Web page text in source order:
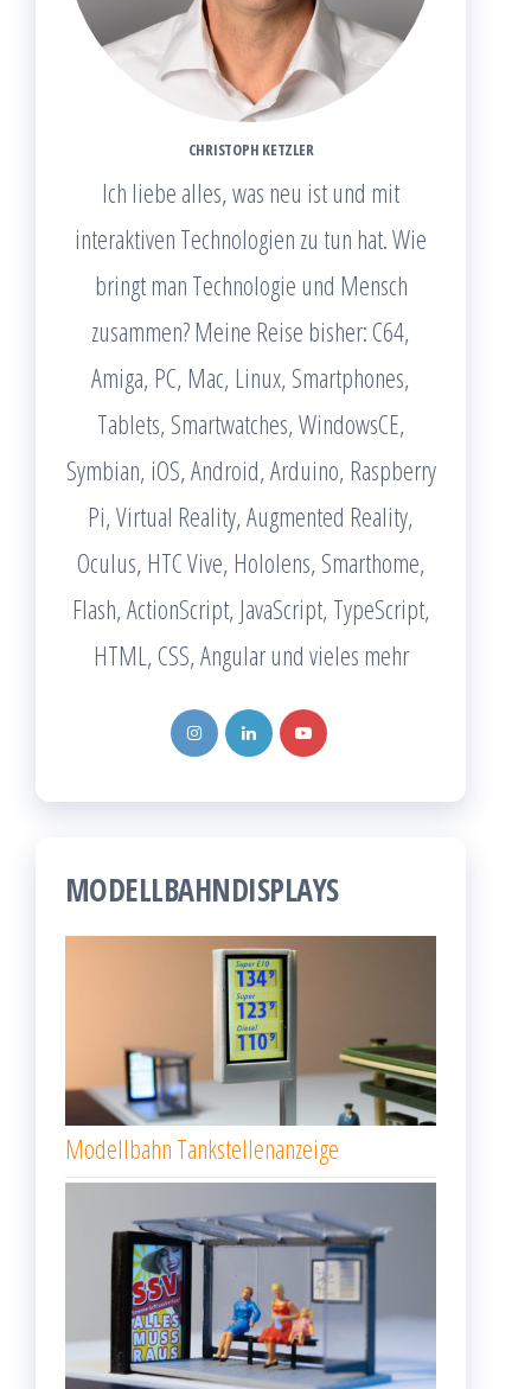
CHRISTOPH KETZLER
Ich liebe alles, was neu ist und mit
interaktiven Technologien zu tun hat. Wie
bringt man Technologie und Mensch
zusammen? Meine Reise bisher: C64,
Amiga, PC, Mac, Linux, Smartphones,
Tablets, Smartwatches, WindowsCE,
Symbian, iOS, Android, Arduino, Raspberry
Pi, Virtual Reality, Augmented Reality,
Oculus, HTC Vive, Hololens, Smarthome,
Flash, ActionScript, JavaScript, TypeScript,
HTML, CSS, Angular und vieles mehr
MODELLBAHNDISPLAYS
Modellbahn Tankstellenanzeige